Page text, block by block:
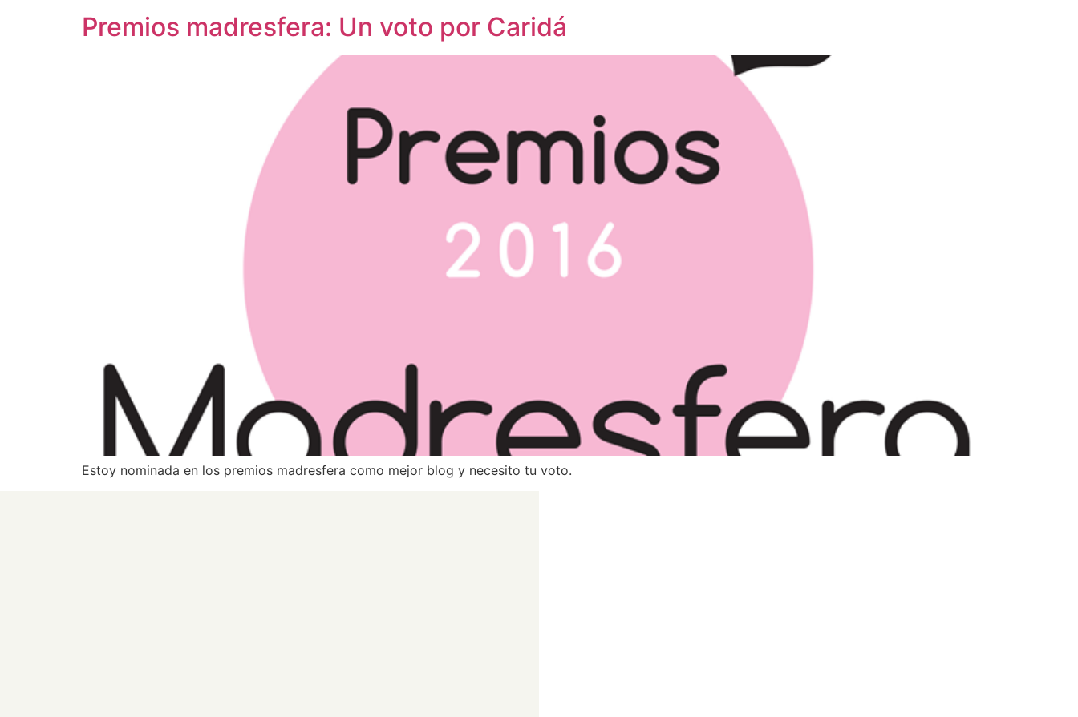
Premios madresfera: Un voto por Caridá
Estoy nominada en los premios madresfera como mejor blog y necesito tu voto.